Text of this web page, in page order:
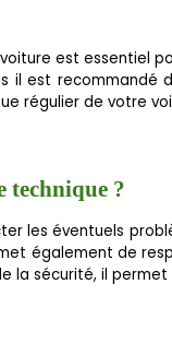
est essentiel
il est recommandé
régulier de votre
technique ?
les éventuels
également de
la sécurité, il